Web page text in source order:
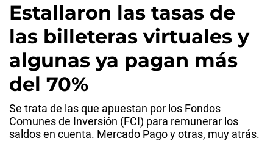
Estallaron las tasas de
las billeteras virtuales y
algunas ya pagan más
del 70%
Se trata de las que apuestan por los Fondos
Comunes de Inversión (FCI) para remunerar los
saldos en cuenta. Mercado Pago y otras, muy atrás.